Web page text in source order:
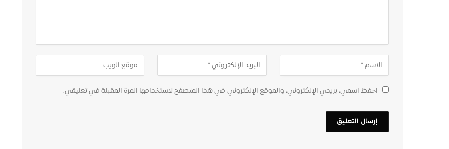
احفظ اسمي، بريدي الإلكتروني، والموقع الإلكتروني في هذا المتصفح لاستخدامها المرة المقبلة في تعليقي.